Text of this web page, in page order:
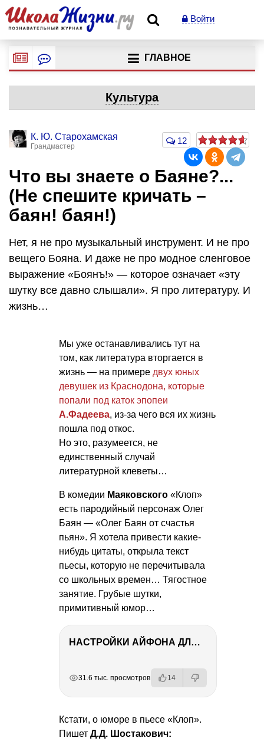
Войти
ГЛАВНОЕ
Культура
К. Ю. Старохамская
Грандмастер
12
Что вы знаете о Баяне?...
(Не спешите кричать –
баян! баян!)
Нет, я не про музыкальный инструмент. И не про
вещего Бояна. И даже не про модное сленговое
выражение «Боянъ!» — которое означает «эту
шутку все давно слышали». Я про литературу. И
жизнь…
Мы уже останавливались тут на
том, как литература вторгается в
жизнь — на примере двух юных
девушек из Краснодона, которые
попали под каток эпопеи
А.Фадеева, из-за чего вся их жизнь
пошла под откос.
Но это, разумеется, не
единственный случай
литературной клеветы…
В комедии Маяковского «Клоп»
есть пародийный персонаж Олег
Баян — «Олег Баян от счастья
пьян». Я хотела привести какие-
нибудь цитаты, открыла текст
пьесы, которую не перечитывала
со школьных времен… Тягостное
занятие. Грубые шутки,
примитивный юмор…
НАСТРОЙКИ АЙФОНА ДЛЯ ФОТО И ВИДЕО
31.6 тыс. просмотров 14
Кстати, о юморе в пьесе «Клоп».
Пишет Д.Д. Шостакович: